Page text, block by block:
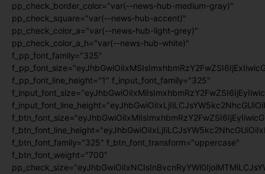
pp_check_border_color="var(--news-hub-medium-gray)"
pp_check_square="var(--news-hub-accent)"
pp_check_color_a="var(--news-hub-light-grey)"
pp_check_color_a_h="var(--news-hub-white)"
f_pp_font_family="325"
f_pp_font_line_height="1" f_input_font_family="325"
f_btn_font_family="325" f_btn_font_transform="uppercase"
f_btn_font_weight="700"